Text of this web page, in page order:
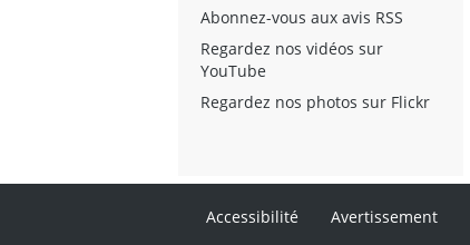
Abonnez-vous aux avis RSS
Regardez nos vidéos sur
YouTube
Regardez nos photos sur Flickr
Accessibilité Avertissement